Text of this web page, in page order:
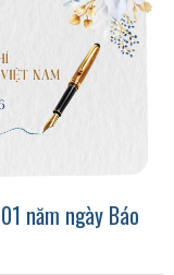
năm ngày Báo